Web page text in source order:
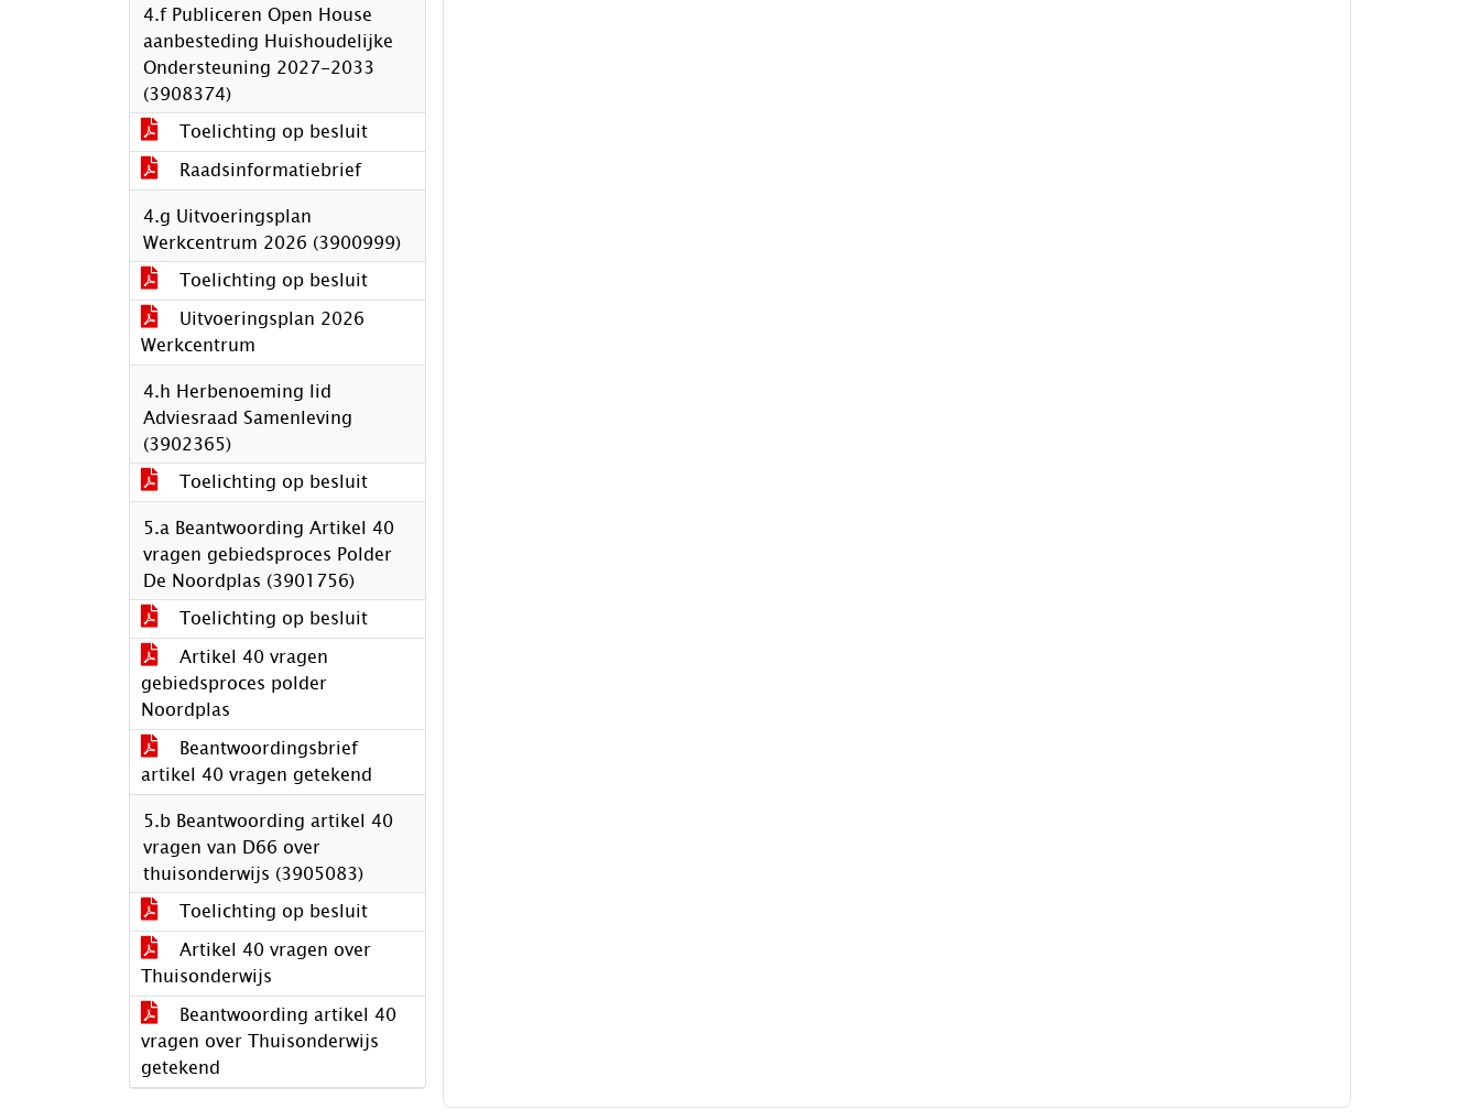
4.f Publiceren Open House
aanbesteding Huishoudelijke
Ondersteuning 2027-2033
(3908374)
Toelichting op besluit
Raadsinformatiebrief
4.g Uitvoeringsplan
Werkcentrum 2026 (3900999)
Toelichting op besluit
Uitvoeringsplan 2026
Werkcentrum
4.h Herbenoeming lid
Adviesraad Samenleving
(3902365)
Toelichting op besluit
5.a Beantwoording Artikel 40
vragen gebiedsproces Polder
De Noordplas (3901756)
Toelichting op besluit
Artikel 40 vragen
gebiedsproces polder
Noordplas
Beantwoordingsbrief
artikel 40 vragen getekend
5.b Beantwoording artikel 40
vragen van D66 over
thuisonderwijs (3905083)
Toelichting op besluit
Artikel 40 vragen over
Thuisonderwijs
Beantwoording artikel 40
vragen over Thuisonderwijs
getekend